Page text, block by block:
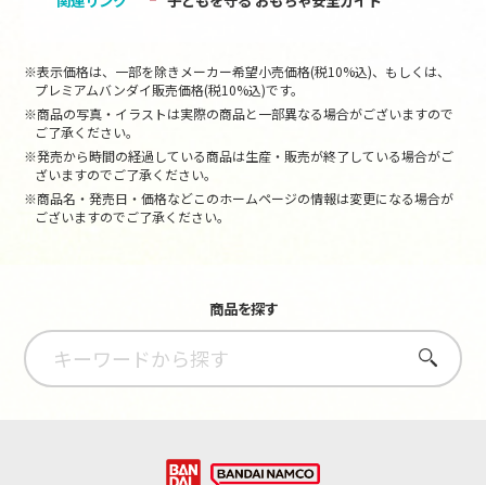
※表示価格は、一部を除きメーカー希望小売価格(税10%込)、もしくは、
プレミアムバンダイ販売価格(税10%込)です。
※商品の写真・イラストは実際の商品と一部異なる場合がございますので
ご了承ください。
※発売から時間の経過している商品は生産・販売が終了している場合がご
ざいますのでご了承ください。
※商品名・発売日・価格などこのホームページの情報は変更になる場合が
ございますのでご了承ください。
商品を探す
さがす